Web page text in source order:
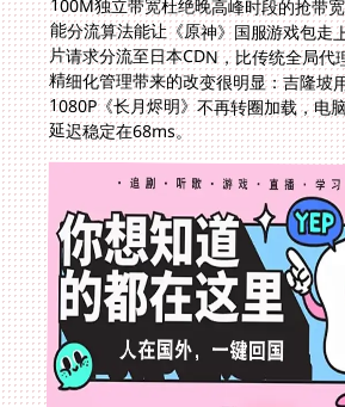
延迟稳定在68ms。